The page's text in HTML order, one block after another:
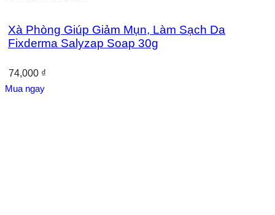
Xà Phòng Giúp Giảm Mụn, Làm Sạch Da
Fixderma Salyzap Soap 30g
74,000 ₫